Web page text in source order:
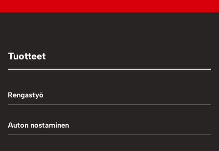
Tuotteet
Rengastyö
Palteennostin
Auton nostaminen